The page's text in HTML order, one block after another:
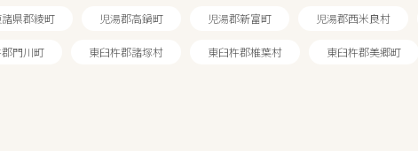
諸県郡綾町 児湯郡高鍋町 児湯郡新富町 児湯郡西米良村
門川町 東臼杵郡諸塚村 東臼杵郡椎葉村 東臼杵郡美郷町